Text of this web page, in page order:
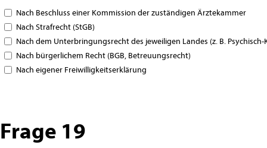
Nach Beschluss einer Kommission der zuständigen Ärztekammer
Nach Strafrecht (StGB)
Nach dem Unterbringungsrecht des jeweiligen Landes (z. B. Psychisch-
Nach bürgerlichem Recht (BGB, Betreuungsrecht)
Nach eigener Freiwilligkeitserklärung
Frage 19